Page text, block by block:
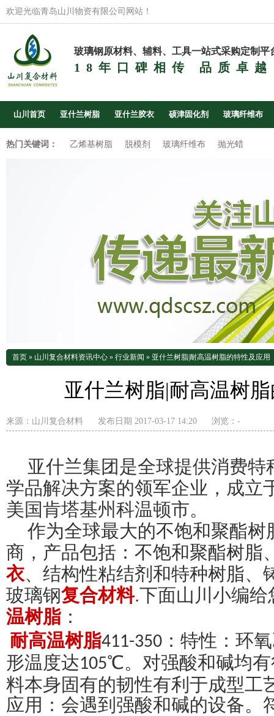
欢迎光临青岛山川物资有限公司网站！
玻璃钢原材料、辅料、工具一站式采购定制平
18年口碑相传 品质卓越
山川首页 亚什兰树脂 亚什兰胶衣 硕津固化剂 玻璃纤维布
热门关键词： 乙烯基树脂 脱模剂 玻璃纤维布 抛光蜡
首页 » 山川复合材料资讯中心 » 行业新闻 » 亚什兰树脂|耐高温树脂的特性及应用
亚什兰树脂|耐高温树
来源： 山川复合材料 发布日期 2017-03-17 14:20 浏览： -
亚什兰集团是全球提供消费
学品解决方案的领军企业，成立
美国肯塔基州科温顿市。
作为全球最大的不饱和聚酯树
商，产品包括：不饱和聚酯树脂
衣、结构性粘结剂和特种树脂、
玻璃钢复合材料.下面山川小编
温树脂 ：
耐高温树脂411-350：特性：环
形温度达105℃。对强酸和碱均
料本身固有的韧性有利于成型工
应用： 会遇到强酸和碱的设备。